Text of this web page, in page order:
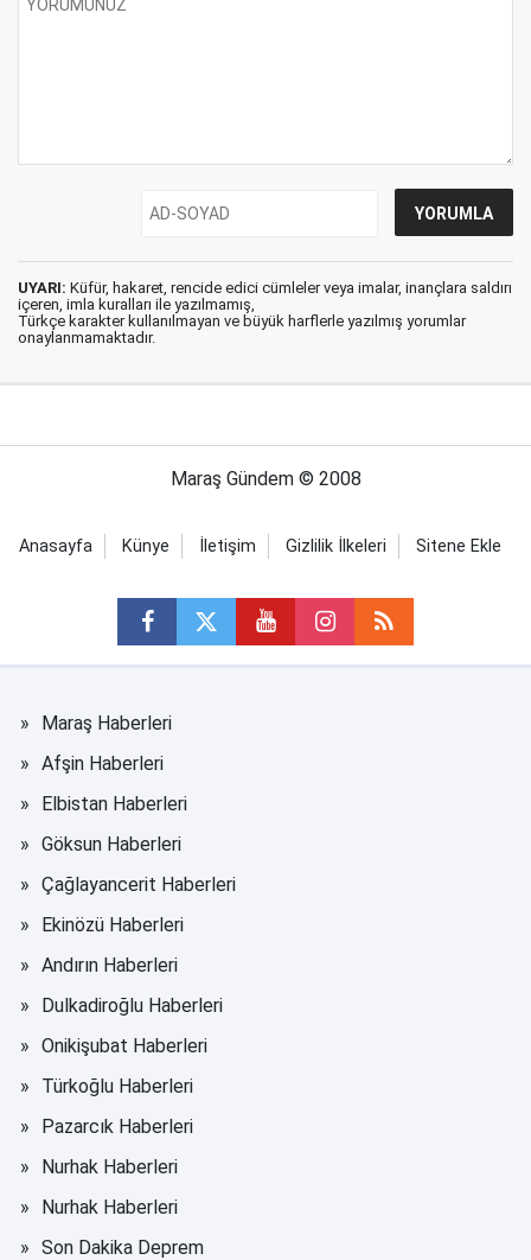
UYARI: Küfür, hakaret, rencide edici cümleler veya imalar, inançlara saldırı
içeren, imla kuralları ile yazılmamış,
Türkçe karakter kullanılmayan ve büyük harflerle yazılmış yorumlar
onaylanmamaktadır.
Maraş Gündem © 2008
Anasayfa Künye İletişim Gizlilik İlkeleri Sitene Ekle
Maraş Haberleri
Afşin Haberleri
Elbistan Haberleri
Göksun Haberleri
Çağlayancerit Haberleri
Ekinözü Haberleri
Andırın Haberleri
Dulkadiroğlu Haberleri
Onikişubat Haberleri
Türkoğlu Haberleri
Pazarcık Haberleri
Nurhak Haberleri
Nurhak Haberleri
Son Dakika Deprem